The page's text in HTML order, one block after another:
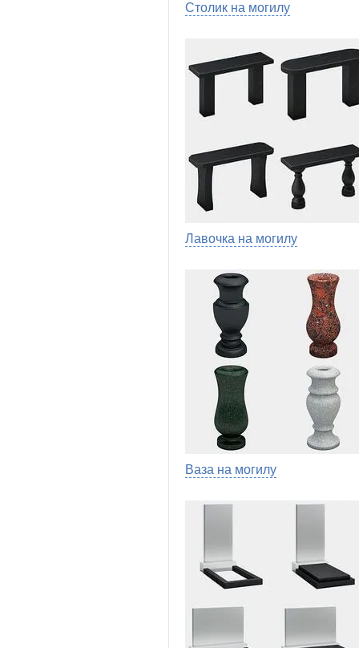
Столик на могилу
Лавочка на могилу
Ваза на могилу